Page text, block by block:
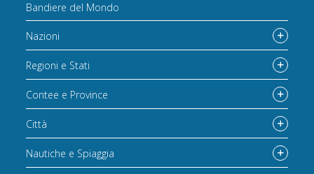
Bandiere del Mondo
Nazioni
Regioni e Stati
Contee e Province
Città
Nautiche e Spiaggia